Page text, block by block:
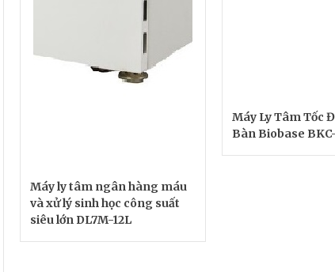
Máy ly tâm ngân hàng máu
và xử lý sinh học công suất
siêu lớn DL7M-12L
Máy Ly Tâm Tốc
Bàn Biobase